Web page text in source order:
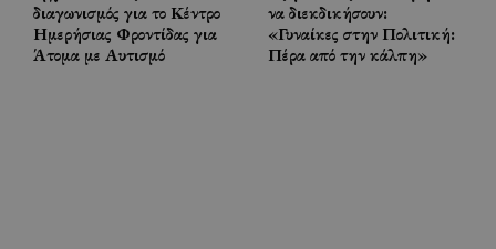
διαγωνισμός για το Κέντρο
Ημερήσιας Φροντίδας για
Άτομα με Αυτισμό
να διεκδικήσουν:
«Γυναίκες στην Πολιτική:
Πέρα από την κάλπη»